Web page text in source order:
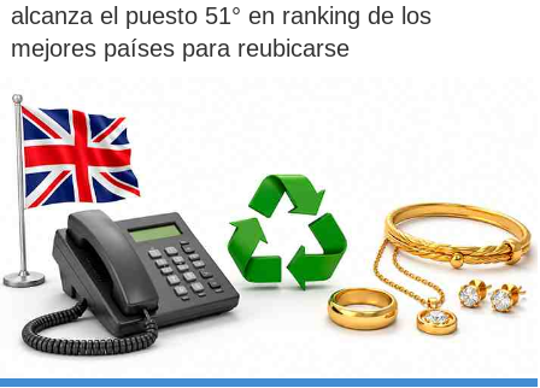
alcanza el puesto 51° en ranking de los
mejores países para reubicarse